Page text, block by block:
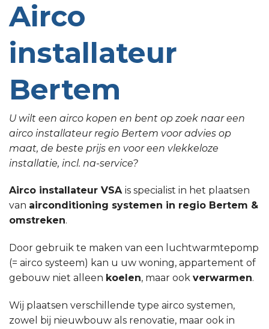
Airco
installateur
Bertem
U wilt een airco kopen en bent op zoek naar een
airco installateur regio Bertem voor advies op
maat, de beste prijs en voor een vlekkeloze
installatie, incl. na-service?
Airco installateur VSA is specialist in het plaatsen
van airconditioning systemen in regio Bertem &
omstreken.
Door gebruik te maken van een luchtwarmtepomp
(= airco systeem) kan u uw woning, appartement of
gebouw niet alleen koelen, maar ook verwarmen.
Wij plaatsen verschillende type airco systemen,
zowel bij nieuwbouw als renovatie, maar ook in